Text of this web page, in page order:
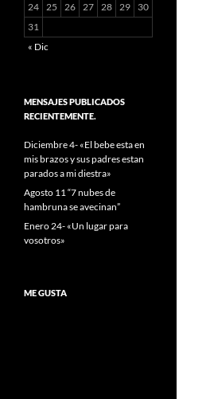
24 25 26 27 28 29
30
31
« Dic
MENSAJES PUBLICADOS
RECIENTEMENTE.
Diciembre 4- «El bebe esta en
mis brazos y sus padres estan
parados a mi diestra»
Agosto 11 “7 nubes de
hambruna se avecinan”
Enero 24- «Un lugar para
vosotros»
ME GUSTA